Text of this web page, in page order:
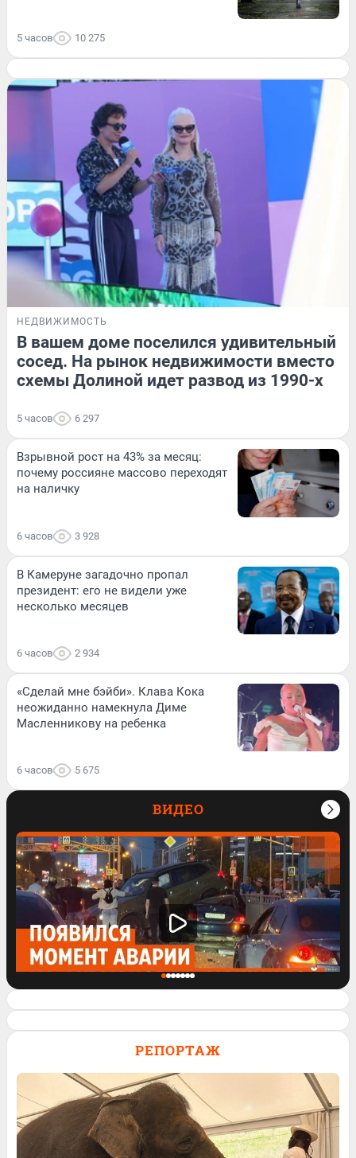
5 часов 10 275
НЕДВИЖИМОСТЬ
В вашем доме поселился удивительный
сосед. На рынок недвижимости вместо
схемы Долиной идет развод из 1990-х
5 часов 6 297
Взрывной рост на 43% за месяц:
почему россияне массово переходят
на наличку
6 часов 3 928
В Камеруне загадочно пропал
президент: его не видели уже
несколько месяцев
6 часов 2 934
«Сделай мне бэйби». Клава Кока
неожиданно намекнула Диме
Масленникову на ребенка
6 часов 5 675
ВИДЕО
Обсудить
РЕПОРТАЖ